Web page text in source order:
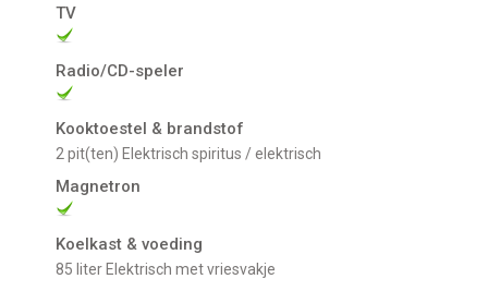
TV
Radio/CD-speler
Kooktoestel & brandstof
2 pit(ten) Elektrisch spiritus / elektrisch
Magnetron
Koelkast & voeding
85 liter Elektrisch met vriesvakje